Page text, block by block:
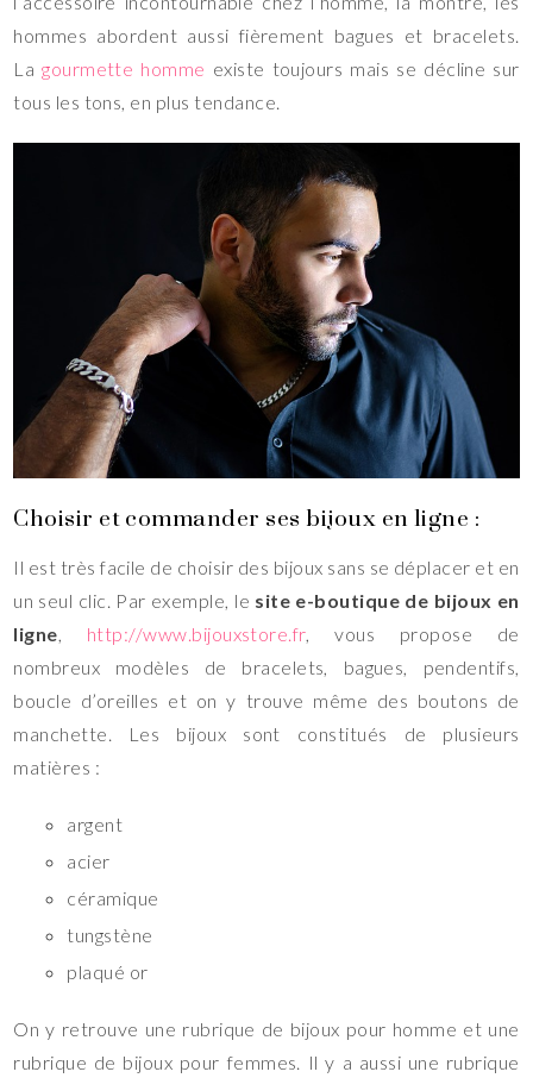
hommes abordent aussi fièrement bagues et bracelets.
Lagourmette homme existe toujours mais se décline sur
tous les tons, en plus tendance.
Choisir et commander ses bijoux en ligne :
Il est très facile de choisir des bijoux sans se déplacer et en
un seul clic. Par exemple, le site e-boutique de bijoux en
ligne
http://www.bijouxstore.fr, vous propose de
nombreux modèles de bracelets, bagues, pendentifs,
boucle d’oreilles et on y trouve même des boutons de
manchette. Les bijoux sont constitués de plusieurs
matières :
argent
acier
céramique
tungstène
plaqué or
On y retrouve une rubrique de bijoux pour homme et une
rubrique de bijoux pour femmes. Il y a aussi une rubrique